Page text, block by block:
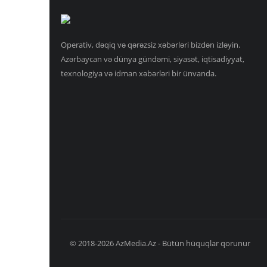
Operativ, dəqiq və qərəzsiz xəbərləri bizdən izləyin.
Azərbaycan və dünya gündəmi, siyasət, iqtisadiyyat,
texnologiya və idman xəbərləri bir ünvanda.
© 2018-2026 AzMedia.Az - Bütün hüquqlar qorunur